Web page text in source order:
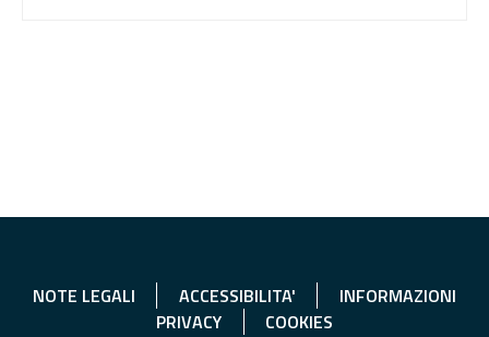
NOTE LEGALI ACCESSIBILITA'
INFORMAZIONI
PRIVACY
COOKIES